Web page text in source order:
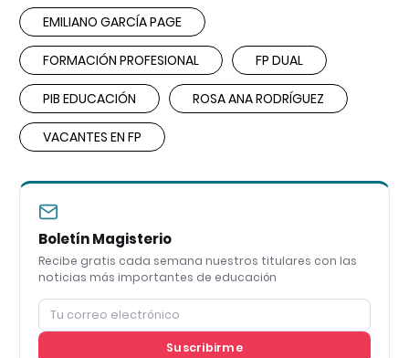
EMILIANO GARCÍA PAGE
FORMACIÓN PROFESIONAL FP DUAL
PIB EDUCACIÓN ROSA ANA RODRÍGUEZ
VACANTES EN FP
Boletín Magisterio
Recibe gratis cada semana nuestros titulares con las
noticias más importantes de educación
Suscribirme